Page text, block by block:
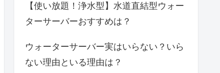
【使い放題！浄水型】水道直結型ウォー
ターサーバーおすすめは？
ウォーターサーバー実はいらない？いら
ない理由といる理由は？